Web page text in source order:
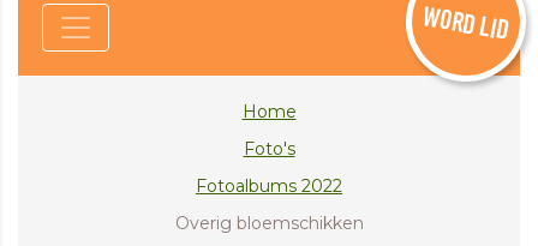
WORD LID
Home
Foto's
Fotoalbums 2022
Overig bloemschikken